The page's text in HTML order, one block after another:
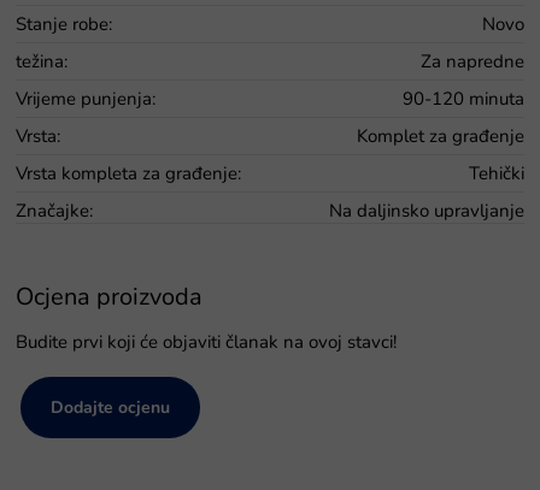
Stanje robe:
Novo
težina:
Za napredne
Vrijeme punjenja:
90-120 minuta
Vrsta:
Komplet za građenje
Vrsta kompleta za građenje:
Tehički
Značajke: Na daljinsko upravljanje
Ocjena proizvoda
Budite prvi koji će objaviti članak na ovoj stavci!
Dodajte ocjenu